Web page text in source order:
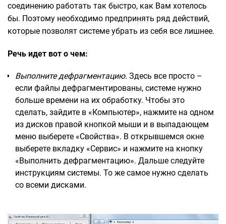
соединению работать так быстро, как Вам хотелось
бы. Поэтому необходимо предпринять ряд действий,
которые позволят системе убрать из себя все лишнее.
Речь идет вот о чем:
Выполните дефрагментацию. Здесь все просто –
если файлы дефрагментированы, системе нужно
больше времени на их обработку. Чтобы это
сделать, зайдите в «Компьютер», нажмите на одном
из дисков правой кнопкой мыши и в выпадающем
меню выберете «Свойства». В открывшемся окне
выберете вкладку «Сервис» и нажмите на кнопку
«Выполнить дефрагментацию». Дальше следуйте
инструкциям системы. То же самое нужно сделать
со всеми дисками.